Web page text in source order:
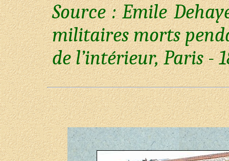
Source : Emile
militaires morts
de l’intérieur, Paris -